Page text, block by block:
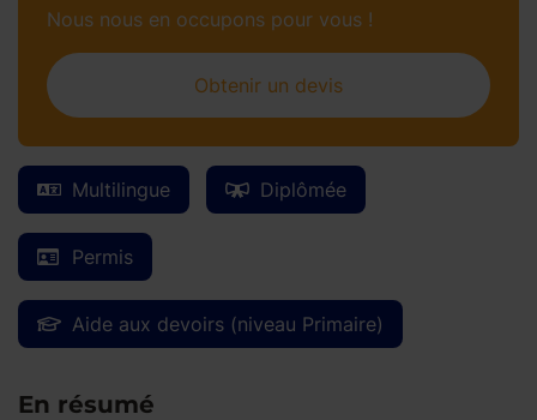
Multilingue Diplômée
Permis
Aide aux devoirs (niveau Primaire)
En résumé
Nous nous en occupons pour vous !
Obtenir un devis